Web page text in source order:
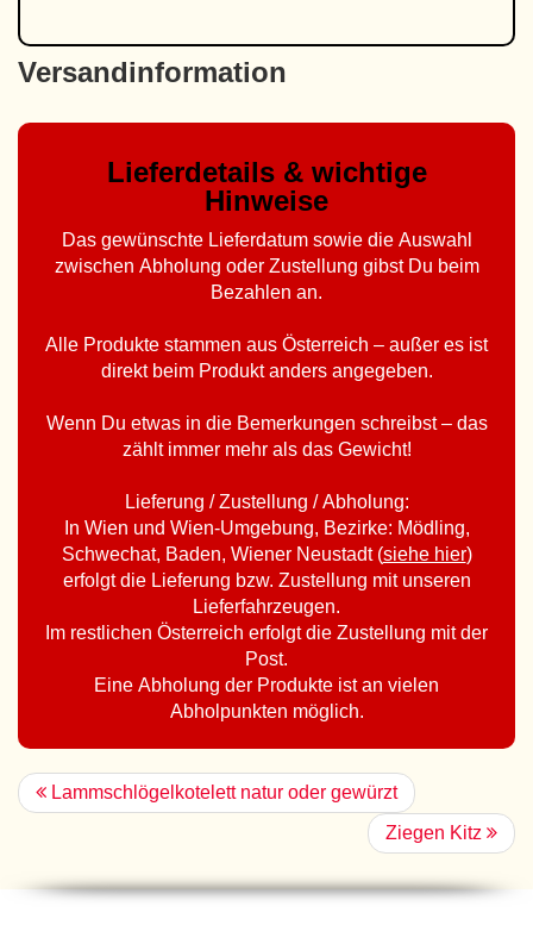
Versandinformation
Lieferdetails & wichtige
Hinweise
Das gewünschte Lieferdatum sowie die Auswahl
zwischen Abholung oder Zustellung gibst Du beim
Bezahlen an.
Alle Produkte stammen aus Österreich – außer es ist
direkt beim Produkt anders angegeben.
Wenn Du etwas in die Bemerkungen schreibst – das
zählt immer mehr als das Gewicht!
Lieferung / Zustellung / Abholung:
In Wien und Wien-Umgebung, Bezirke: Mödling,
Schwechat, Baden, Wiener Neustadt (siehe hier)
erfolgt die Lieferung bzw. Zustellung mit unseren
Lieferfahrzeugen.
Im restlichen Österreich erfolgt die Zustellung mit der
Post.
Eine Abholung der Produkte ist an vielen
Abholpunkten möglich.
Lammschlögelkotelett natur oder gewürzt
Ziegen Kitz